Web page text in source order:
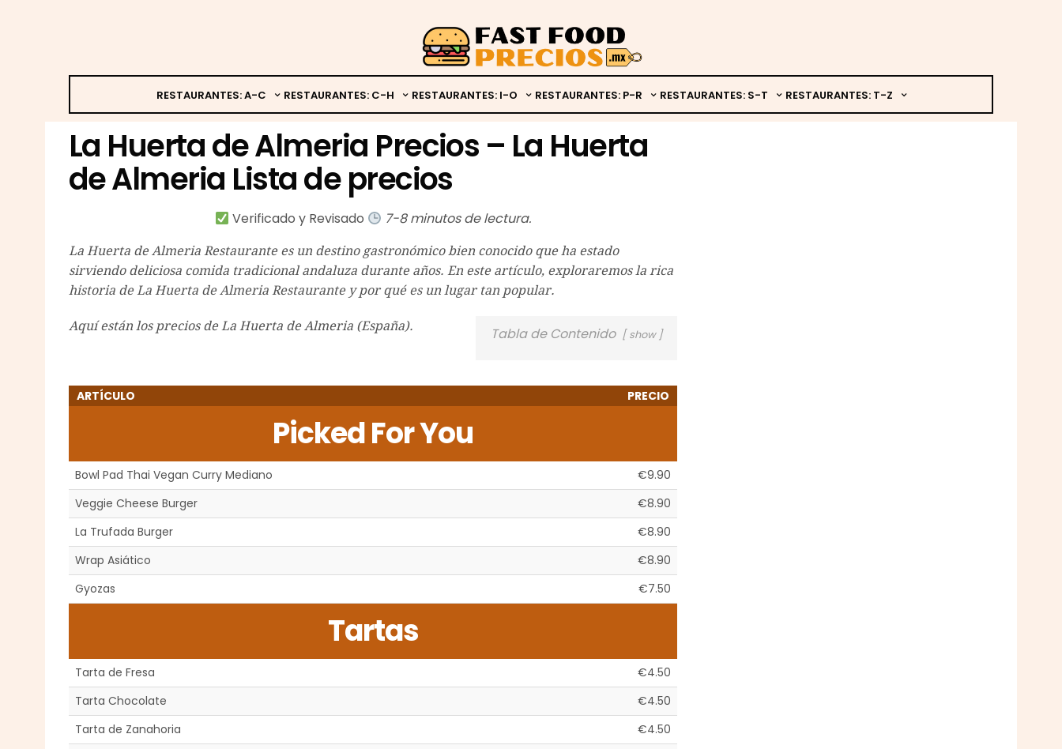
RESTAURANTES: A-C RESTAURANTES: C-H RESTAURANTES: I-O RESTAURANTES: P-R RESTAURANTES: S-T RESTAURANTES: T-Z
La Huerta de Almeria Precios – La Huerta
de Almeria Lista de precios
Verificado y Revisado 7-8 minutos de lectura.
La Huerta de Almeria Restaurante es un destino gastronómico bien conocido que ha estado
sirviendo deliciosa comida tradicional andaluza durante años. En este artículo, exploraremos la rica
historia de La Huerta de Almeria Restaurante y por qué es un lugar tan popular.
Tabla de Contenido show
Aquí están los precios de La Huerta de Almeria (España).
ARTÍCULO PRECIO
Picked For You
Bowl Pad Thai Vegan Curry Mediano
€9.90
Veggie Cheese Burger
€8.90
La Trufada Burger
€8.90
Wrap Asiático
€8.90
Gyozas
€7.50
Tartas
Tarta de Fresa
€4.50
Tarta Chocolate
€4.50
Tarta de Zanahoria
€4.50